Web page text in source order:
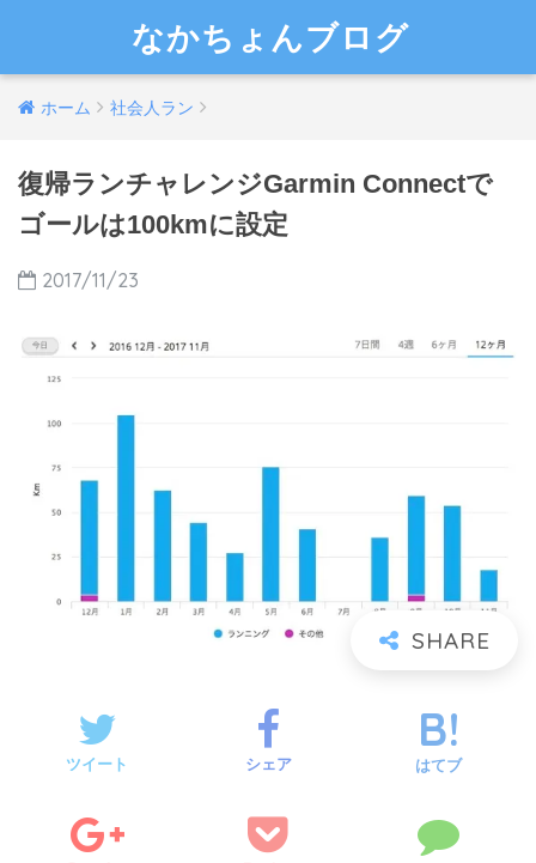
なかちょんブログ
ホーム 社会人ラン
復帰ランチャレンジGarmin Connectで
ゴールは100kmに設定
2017/11/23
ツイート シェア はてブ